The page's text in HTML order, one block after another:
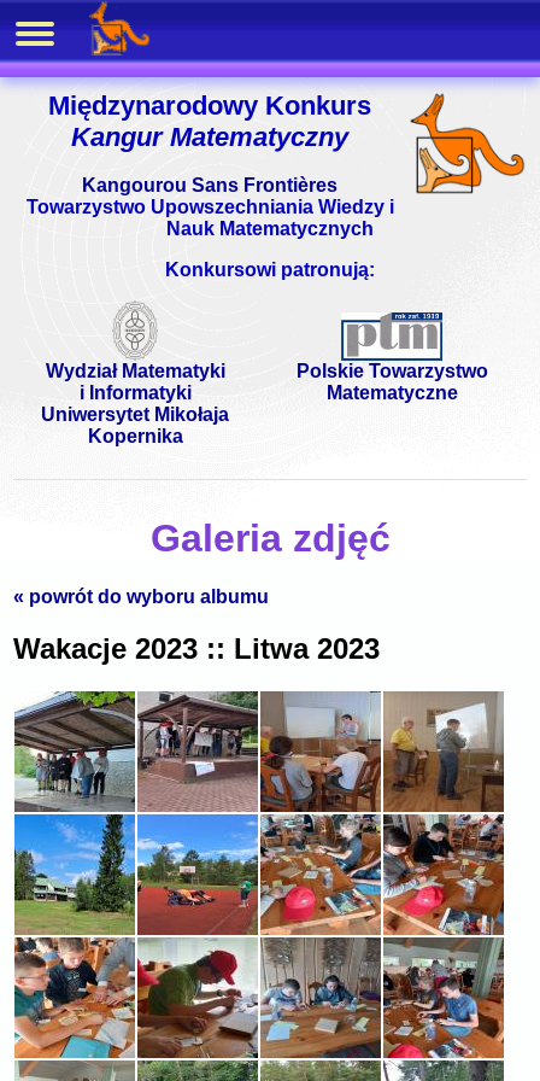
Międzynarodowy Konkurs
Kangur Matematyczny
Kangourou Sans Frontières
Towarzystwo Upowszechniania Wiedzy i
Nauk Matematycznych
Konkursowi patronują:
Wydział Matematyki
i Informatyki
Uniwersytet Mikołaja
Kopernika
Polskie Towarzystwo
Matematyczne
Galeria zdjęć
« powrót do wyboru albumu
Wakacje 2023 :: Litwa 2023